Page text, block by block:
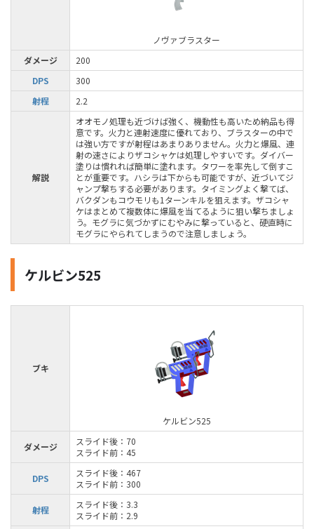
ノヴァブラスター
ダメージ
200
DPS
300
射程
2.2
解説
オオモノ処理も近づけば強く、機動性も高いため納品も得
意です。火力と連射速度に優れており、ブラスターの中で
は強い方ですが射程はあまりありません。火力と爆風、連
射の速さによりザコシャケは処理しやすいです。ダイバー
塗りは慣れれば簡単に塗れます。タワーを率先して倒すこ
とが重要です。ハシラは下からも可能ですが、近づいてジ
ャンプ撃ちする必要があります。タイミングよく撃てば、
バクダンもコウモリも1ターンキルを狙えます。ザコシャ
ケはまとめて複数体に爆風を当てるように狙い撃ちましょ
う。モグラに気づかずにむやみに撃っていると、硬直時に
モグラにやられてしまうので注意しましょう。
ケルビン525
ブキ
ケルビン525
ダメージ
スライド後：70
スライド前：45
DPS
スライド後：467
スライド前：300
射程
スライド後：3.3
スライド前：2.9